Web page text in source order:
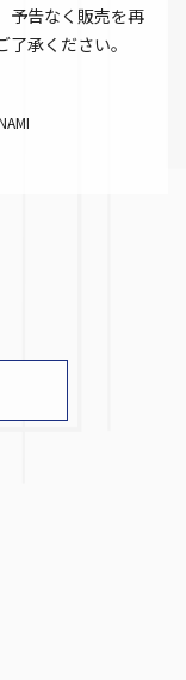
予告なく販売を再
承ください。